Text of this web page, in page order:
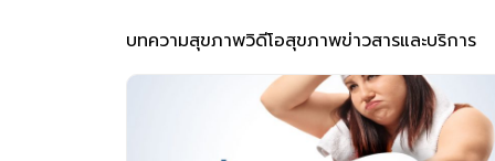
บทความสุขภาพวิดีโอสุขภาพข่าวสารและบริการ